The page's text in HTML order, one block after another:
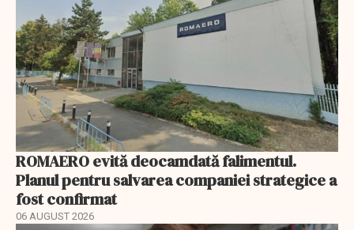
ROMAERO evită deocamdată falimentul.
Planul pentru salvarea companiei strategice a
fost confirmat
06 AUGUST 2026